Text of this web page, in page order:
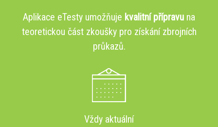
Aplikace eTesty umožňuje kvalitní přípravu na
teoretickou část zkoušky pro získání zbrojních
průkazů.
Vždy aktuální